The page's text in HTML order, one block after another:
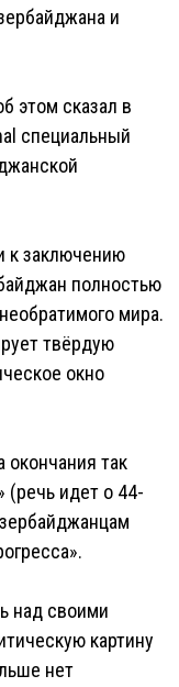
и
этом сказал в
специальный
к заключению
полностью
мира.
твёрдую
окно
так
(речь идет о 44-
над своими
картину
нет